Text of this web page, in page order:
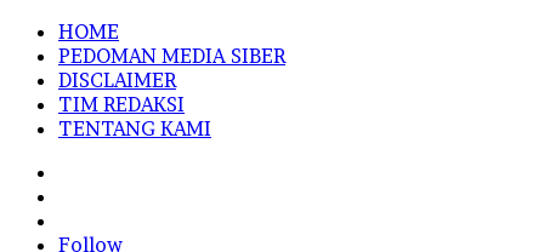
HOME
PEDOMAN MEDIA SIBER
DISCLAIMER
TIM REDAKSI
TENTANG KAMI
In
Follow